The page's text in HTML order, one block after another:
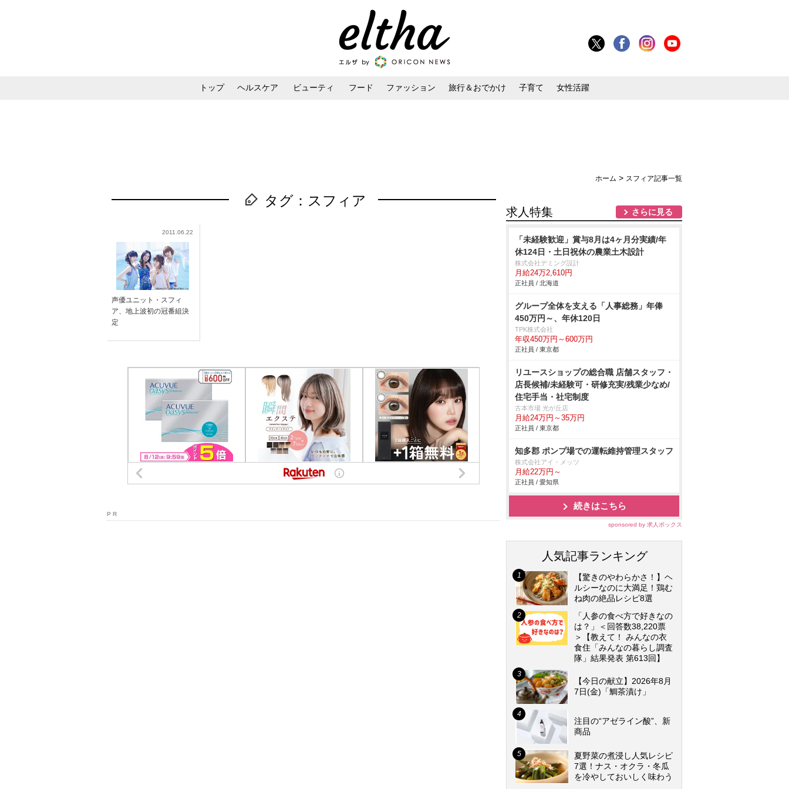
トップ ヘルスケア ビューティ フード ファッション 旅行＆おでかけ 子育て 女性活躍
ホーム > スフィア記事一覧
タグ：スフィア
2011.06.22
声優ユニット・スフィ
ア、地上波初の冠番組決
定
P R
求人特集 さらに見る
「未経験歓迎」賞与8月は4ヶ月分実績/年
休124日・土日祝休の農業土木設計
株式会社デミング設計
月給24万2,610円
正社員 / 北海道
グループ全体を支える「人事総務」年俸
450万円～、年休120日
TPK株式会社
年収450万円～600万円
正社員 / 東京都
リユースショップの総合職 店舗スタッフ・
店長候補/未経験可・研修充実/残業少なめ/
住宅手当・社宅制度
古本市場 光が丘店
月給24万円～35万円
正社員 / 東京都
知多郡 ポンプ場での運転維持管理スタッフ
株式会社アイ・メッツ
月給22万円～
正社員 / 愛知県
続きはこちら
sponsored by 求人ボックス
人気記事ランキング
【驚きのやわらかさ！】ヘ
ルシーなのに大満足！鶏む
ね肉の絶品レシピ8選
「人参の食べ方で好きなの
は？」＜回答数38,220票
＞【教えて！ みんなの衣
食住「みんなの暮らし調査
隊」結果発表 第613回】
【今日の献立】2026年8月
7日(金)「鯛茶漬け」
注目の“アゼライン酸”、新
商品
夏野菜の煮浸し人気レシピ
7選！ナス・オクラ・冬瓜
を冷やしておいしく味わう